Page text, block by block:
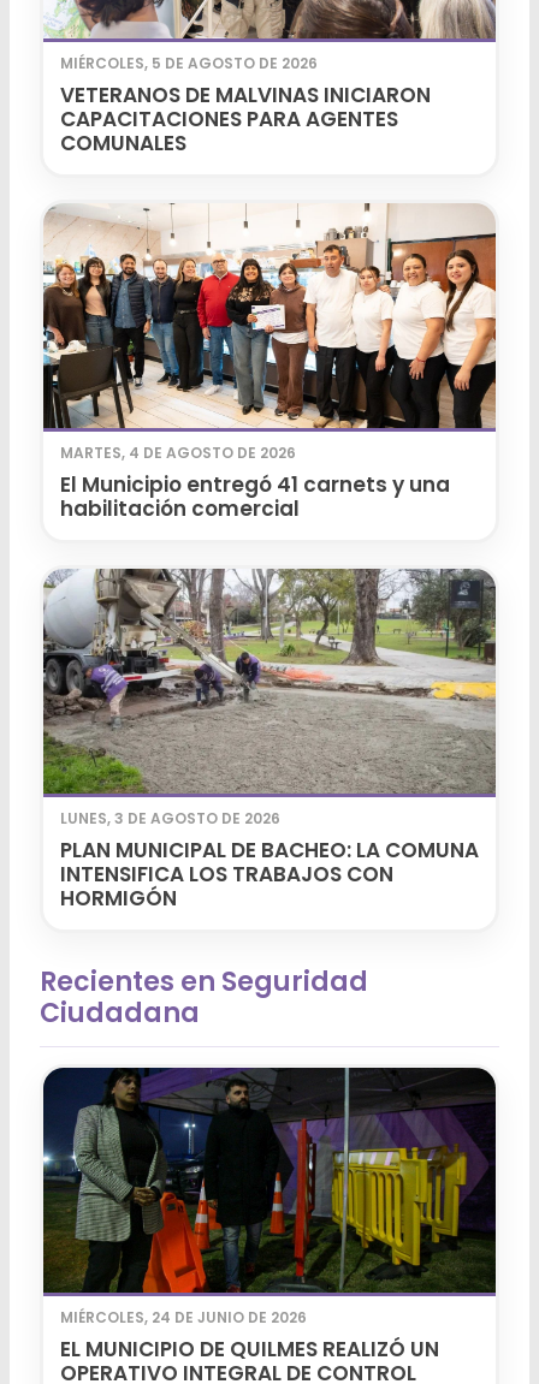
MIÉRCOLES, 5 DE AGOSTO DE 2026
VETERANOS DE MALVINAS INICIARON
CAPACITACIONES PARA AGENTES
COMUNALES
MARTES, 4 DE AGOSTO DE 2026
El Municipio entregó 41 carnets y una
habilitación comercial
LUNES, 3 DE AGOSTO DE 2026
PLAN MUNICIPAL DE BACHEO: LA COMUNA
INTENSIFICA LOS TRABAJOS CON
HORMIGÓN
Recientes en Seguridad
Ciudadana
MIÉRCOLES, 24 DE JUNIO DE 2026
EL MUNICIPIO DE QUILMES REALIZÓ UN
OPERATIVO INTEGRAL DE CONTROL